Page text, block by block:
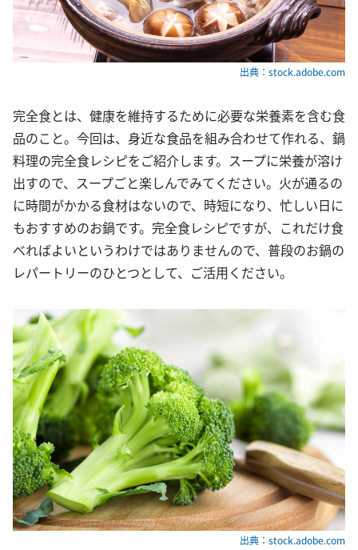
出典：stock.adobe.com
完全食とは、健康を維持するために必要な栄養素を含む食
品のこと。今回は、身近な食品を組み合わせて作れる、鍋
料理の完全食レシピをご紹介します。スープに栄養が溶け
出すので、スープごと楽しんでみてください。火が通るの
に時間がかかる食材はないので、時短になり、忙しい日に
もおすすめのお鍋です。完全食レシピですが、これだけ食
べればよいというわけではありませんので、普段のお鍋の
レパートリーのひとつとして、ご活用ください。
出典：stock.adobe.com